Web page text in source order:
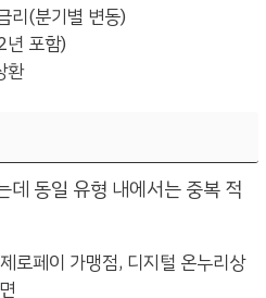
리(분기별 변동)
포함)
환
데 동일 유형 내에서는 중복 적
로페이 가맹점, 디지털 온누리상